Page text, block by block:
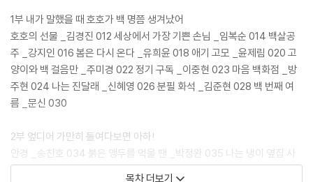
아이들은 자유로우며, 용감무쌍하고, 정답이 없는 세계를 향해 나아가는
존재이다. 아이들은 온 힘을 다해 자라나고 있다. 동시도 그러하다. 손바닥
만 한 이 동시집을 꽉 깨물어 보자. 어디를 먼저 베어 물든 그 안에서 눈이
번쩍 뜨이는 세계가 터져 나올 것이다.
1부 내가 말했을 때 호호가 백 명쯤 생겨났어
호호의 선물 _김경진 012 세상에서 가장 기쁜 손님 _임복순 014 백살공
주 _강지인 016 봄은 다시 온다 _유희윤 018 애기 고모 _윤제림 020 고
양이와 백 걸음만 _주미경 022 정기 구독 _이중현 023 마음 백화점 _방
주현 024 나는 진달래 _신혜영 026 분필 화석 _김준현 028 백 번째 여
름 _문신 030
2부 엎디어 가만히 들여다보면 아하!
안경 _송찬호 034 붉은 앵두를 먹을 땐 _박정완 035 나는 냉이 옆집 사
는 꽃다지 _김용택 036 바지락 캐기 _최종득 038 바다에 온 인형 _안학
목차 더보기